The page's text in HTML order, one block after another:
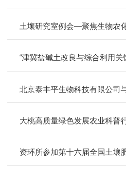
土壤研究室例会—聚焦生物农
“津冀盐碱土改良与综合利用关
北京泰丰平生物科技有限公司
大桃高质量绿色发展农业科普
资环所参加第十六届全国土壤